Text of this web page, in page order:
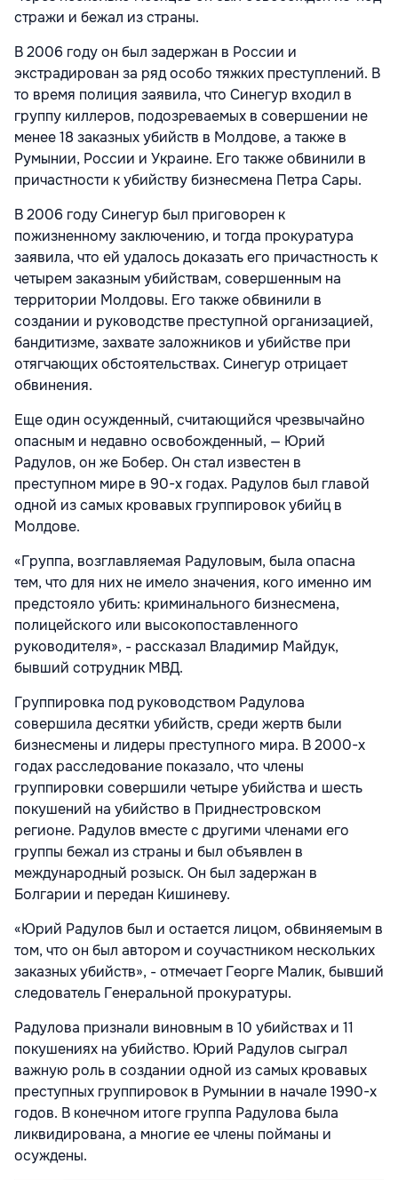
стражи и бежал из страны.
В 2006 году он был задержан в России и
экстрадирован за ряд особо тяжких преступлений. В
то время полиция заявила, что Синегур входил в
группу киллеров, подозреваемых в совершении не
менее 18 заказных убийств в Молдове, а также в
Румынии, России и Украине. Его также обвинили в
причастности к убийству бизнесмена Петра Сары.
В 2006 году Синегур был приговорен к
пожизненному заключению, и тогда прокуратура
заявила, что ей удалось доказать его причастность к
четырем заказным убийствам, совершенным на
территории Молдовы. Его также обвинили в
создании и руководстве преступной организацией,
бандитизме, захвате заложников и убийстве при
отягчающих обстоятельствах. Синегур отрицает
обвинения.
Еще один осужденный, считающийся чрезвычайно
опасным и недавно освобожденный, — Юрий
Радулов, он же Бобер. Он стал известен в
преступном мире в 90-х годах. Радулов был главой
одной из самых кровавых группировок убийц в
Молдове.
«Группа, возглавляемая Радуловым, была опасна
тем, что для них не имело значения, кого именно им
предстояло убить: криминального бизнесмена,
полицейского или высокопоставленного
руководителя», - рассказал Владимир Майдук,
бывший сотрудник МВД.
Группировка под руководством Радулова
совершила десятки убийств, среди жертв были
бизнесмены и лидеры преступного мира. В 2000-х
годах расследование показало, что члены
группировки совершили четыре убийства и шесть
покушений на убийство в Приднестровском
регионе. Радулов вместе с другими членами его
группы бежал из страны и был объявлен в
международный розыск. Он был задержан в
Болгарии и передан Кишиневу.
«Юрий Радулов был и остается лицом, обвиняемым в
том, что он был автором и соучастником нескольких
заказных убийств», - отмечает Георге Малик, бывший
следователь Генеральной прокуратуры.
Радулова признали виновным в 10 убийствах и 11
покушениях на убийство. Юрий Радулов сыграл
важную роль в создании одной из самых кровавых
преступных группировок в Румынии в начале 1990-х
годов. В конечном итоге группа Радулова была
ликвидирована, а многие ее члены пойманы и
осуждены.